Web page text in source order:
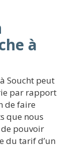
à
Soucht peut
par rapport
de faire
que nous
pouvoir
du tarif d’un